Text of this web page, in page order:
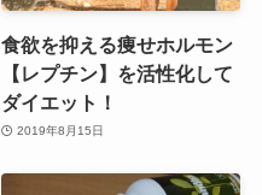
食欲を抑える痩せホルモン
【レプチン】を活性化して
ダイエット！
2019年8月15日